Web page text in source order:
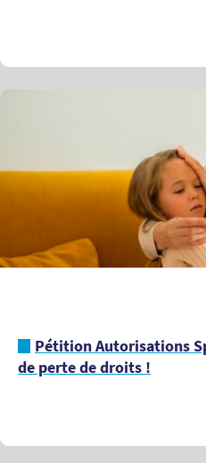
Pétition Autorisations
de perte de droits !